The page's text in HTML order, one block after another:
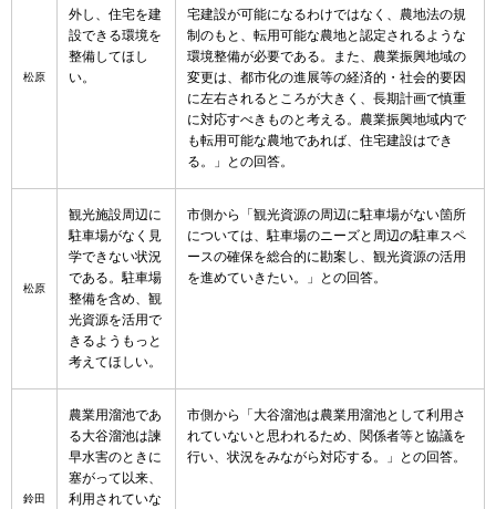
松原
外し、住宅を建
設できる環境を
整備してほし
い。
宅建設が可能になるわけではなく、農地法の規
制のもと、転用可能な農地と認定されるような
環境整備が必要である。また、農業振興地域の
変更は、都市化の進展等の経済的・社会的要因
に左右されるところが大きく、長期計画で慎重
に対応すべきものと考える。農業振興地域内で
も転用可能な農地であれば、住宅建設はでき
る。」との回答。
松原
観光施設周辺に
駐車場がなく見
学できない状況
である。駐車場
整備を含め、観
光資源を活用で
きるようもっと
考えてほしい。
市側から「観光資源の周辺に駐車場がない箇所
については、駐車場のニーズと周辺の駐車スペ
ースの確保を総合的に勘案し、観光資源の活用
を進めていきたい。」との回答。
鈴田
農業用溜池であ
る大谷溜池は諫
早水害のときに
塞がって以来、
利用されていな
市側から「大谷溜池は農業用溜池として利用さ
れていないと思われるため、関係者等と協議を
行い、状況をみながら対応する。」との回答。